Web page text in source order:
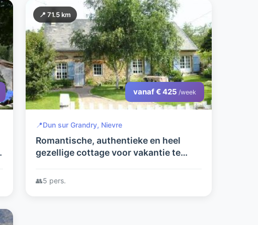
📍 71.5 km
vanaf € 425 /week
📍Dun sur Grandry, Nievre
Romantische, authentieke en heel
gezellige cottage voor vakantie te
gelegen midden Frankrijk.Grote
👥5 pers.